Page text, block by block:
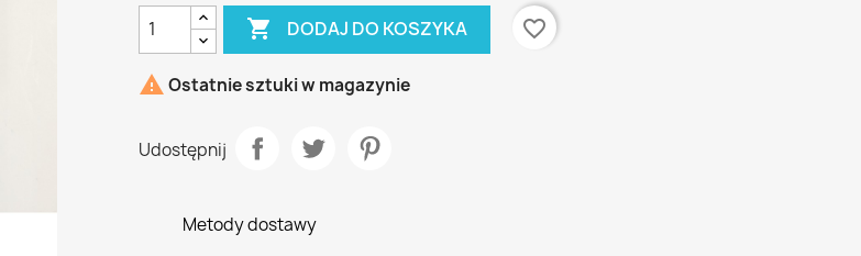
 DODAJ DO KOSZYKA favorite_border
 Ostatnie sztuki w magazynie
Udostępnij
Metody dostawy